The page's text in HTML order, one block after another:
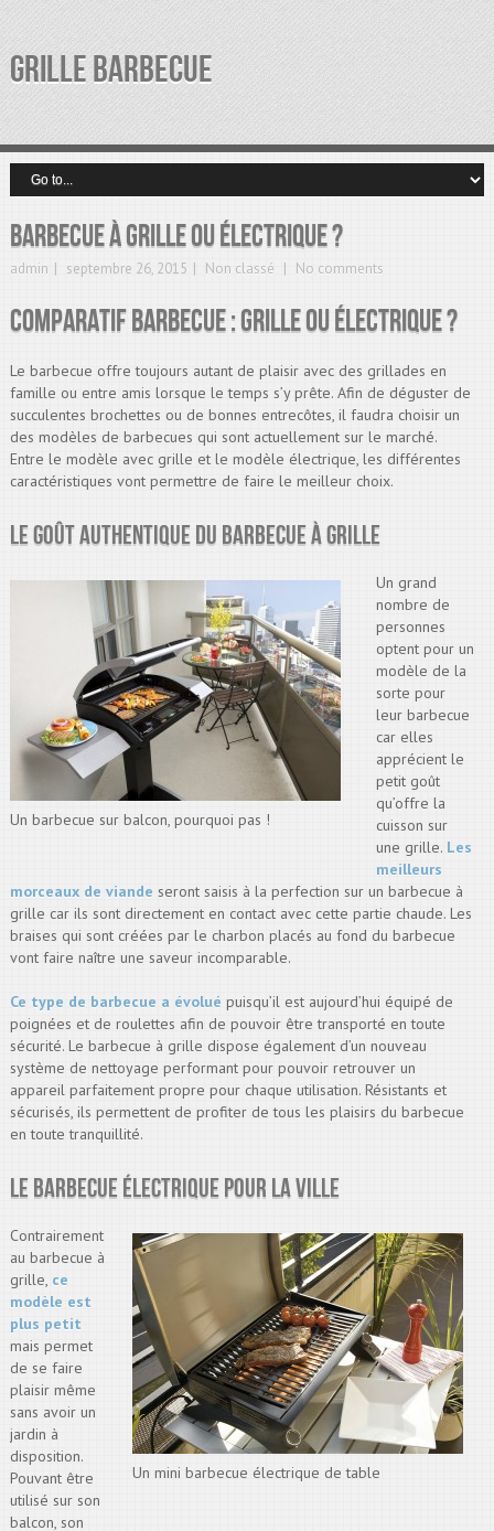
GRILLE BARBECUE
Barbecue à grille ou électrique ?
admin septembre 26, 2015 Non classé No comments
Comparatif barbecue : grille ou électrique ?
Le barbecue offre toujours autant de plaisir avec des grillades en
famille ou entre amis lorsque le temps s’y prête. Afin de déguster de
succulentes brochettes ou de bonnes entrecôtes, il faudra choisir un
des modèles de barbecues qui sont actuellement sur le marché.
Entre le modèle avec grille et le modèle électrique, les différentes
caractéristiques vont permettre de faire le meilleur choix.
Le goût authentique du barbecue à grille
Un barbecue sur balcon, pourquoi pas !
Un grand
nombre de
personnes
optent pour un
modèle de la
sorte pour
leur barbecue
car elles
apprécient le
petit goût
qu’offre la
cuisson sur
une grille. Les
meilleurs
morceaux de viande seront saisis à la perfection sur un barbecue à
grille car ils sont directement en contact avec cette partie chaude. Les
braises qui sont créées par le charbon placés au fond du barbecue
vont faire naître une saveur incomparable.
Ce type de barbecue a évolué puisqu’il est aujourd’hui équipé de
poignées et de roulettes afin de pouvoir être transporté en toute
sécurité. Le barbecue à grille dispose également d’un nouveau
système de nettoyage performant pour pouvoir retrouver un
appareil parfaitement propre pour chaque utilisation. Résistants et
sécurisés, ils permettent de profiter de tous les plaisirs du barbecue
en toute tranquillité.
Le barbecue électrique pour la ville
Un mini barbecue électrique de table
Contrairement
au barbecue à
grille, ce
modèle est
plus petit
mais permet
de se faire
plaisir même
sans avoir un
jardin à
disposition.
Pouvant être
utilisé sur son
balcon, son